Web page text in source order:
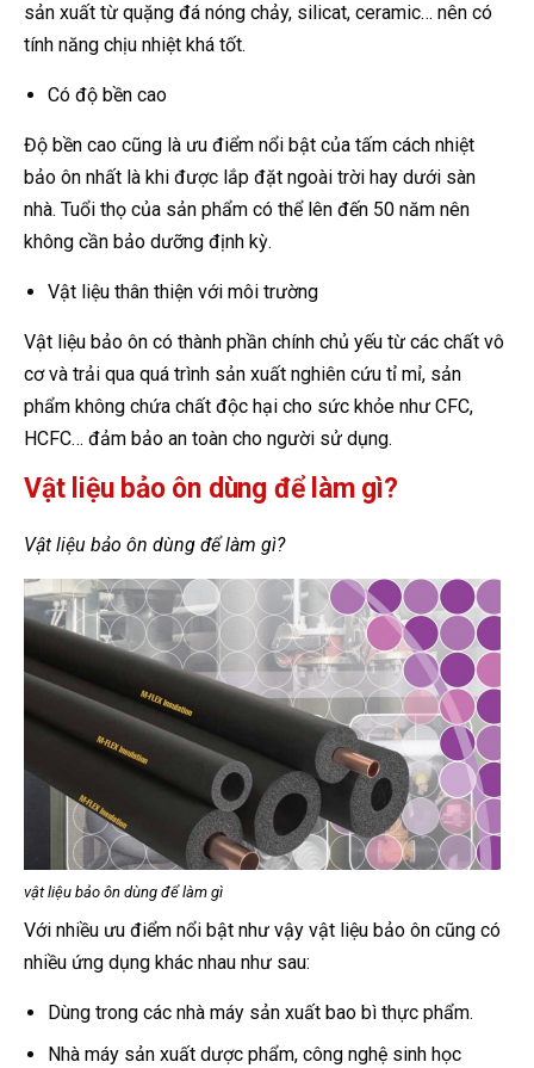
sản xuất từ quặng đá nóng chảy, silicat, ceramic… nên có
tính năng chịu nhiệt khá tốt.
Có độ bền cao
Độ bền cao cũng là ưu điểm nổi bật của tấm cách nhiệt
bảo ôn nhất là khi được lắp đặt ngoài trời hay dưới sàn
nhà. Tuổi thọ của sản phẩm có thể lên đến 50 năm nên
không cần bảo dưỡng định kỳ.
Vật liệu thân thiện với môi trường
Vật liệu bảo ôn có thành phần chính chủ yếu từ các chất vô
cơ và trải qua quá trình sản xuất nghiên cứu tỉ mỉ, sản
phẩm không chứa chất độc hại cho sức khỏe như CFC,
HCFC… đảm bảo an toàn cho người sử dụng.
Vật liệu bảo ôn dùng để làm gì?
Vật liệu bảo ôn dùng để làm gì?
vật liệu bảo ôn dùng để làm gì
Với nhiều ưu điểm nổi bật như vậy vật liệu bảo ôn cũng có
nhiều ứng dụng khác nhau như sau:
Dùng trong các nhà máy sản xuất bao bì thực phẩm.
Nhà máy sản xuất dược phẩm, công nghệ sinh học